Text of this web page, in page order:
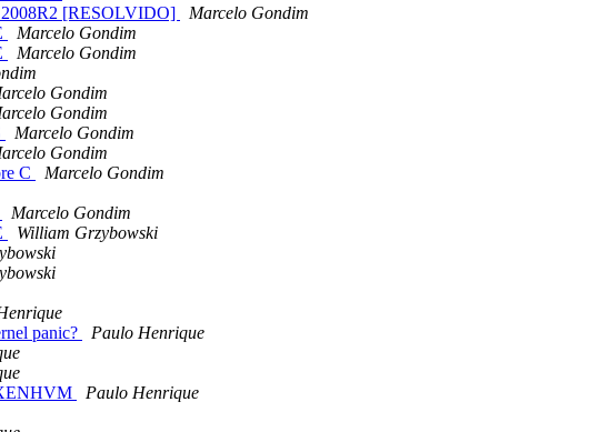
2008R2 [RESOLVIDO]
Marcelo Gondim
Marcelo Gondim
Marcelo Gondim
Gondim
Gondim
Marcelo Gondim
Gondim
C
Marcelo Gondim
Marcelo Gondim
William Grzybowski
panic?
Paulo Henrique
Paulo Henrique